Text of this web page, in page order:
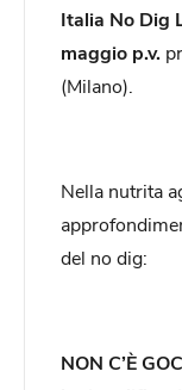
Italia No Dig
maggio p.v.
(Milano).
Nella nutrita
del no dig:
NON C’È